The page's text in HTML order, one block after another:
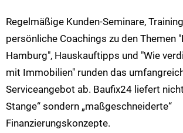
Regelmäßige Kunden-Seminare,
persönliche Coachings zu den Themen
Hamburg", Hauskauftipps und "Wie
mit Immobilien" runden das
Serviceangebot ab. Baufix24 liefert
Stange“ sondern „maßgeschneiderte“
Finanzierungskonzepte.